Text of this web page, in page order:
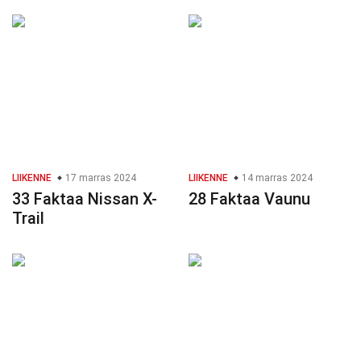
LIIKENNE 17 marras 2024
33 Faktaa Nissan X-
Trail
LIIKENNE 14 marras 2024
28 Faktaa Vaunu